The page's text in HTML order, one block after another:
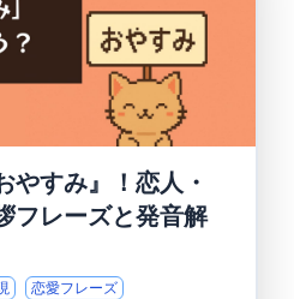
やすみ』！恋人・
フレーズと発音解
恋愛フレーズ